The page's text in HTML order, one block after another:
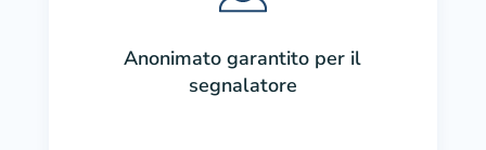
Anonimato garantito per il
segnalatore